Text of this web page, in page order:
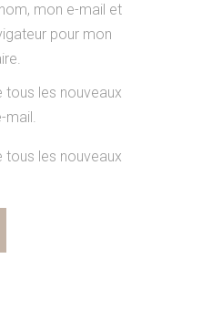
mon e-mail et
pour mon
tous les nouveaux
mail.
tous les nouveaux